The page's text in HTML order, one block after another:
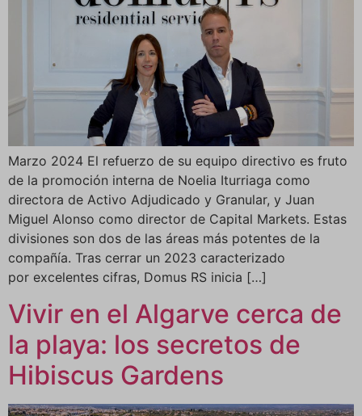
Marzo 2024 El refuerzo de su equipo directivo es fruto
de la promoción interna de Noelia Iturriaga como
directora de Activo Adjudicado y Granular, y Juan
Miguel Alonso como director de Capital Markets. Estas
divisiones son dos de las áreas más potentes de la
compañía. Tras cerrar un 2023 caracterizado
por excelentes cifras, Domus RS inicia […]
Vivir en el Algarve cerca de
la playa: los secretos de
Hibiscus Gardens